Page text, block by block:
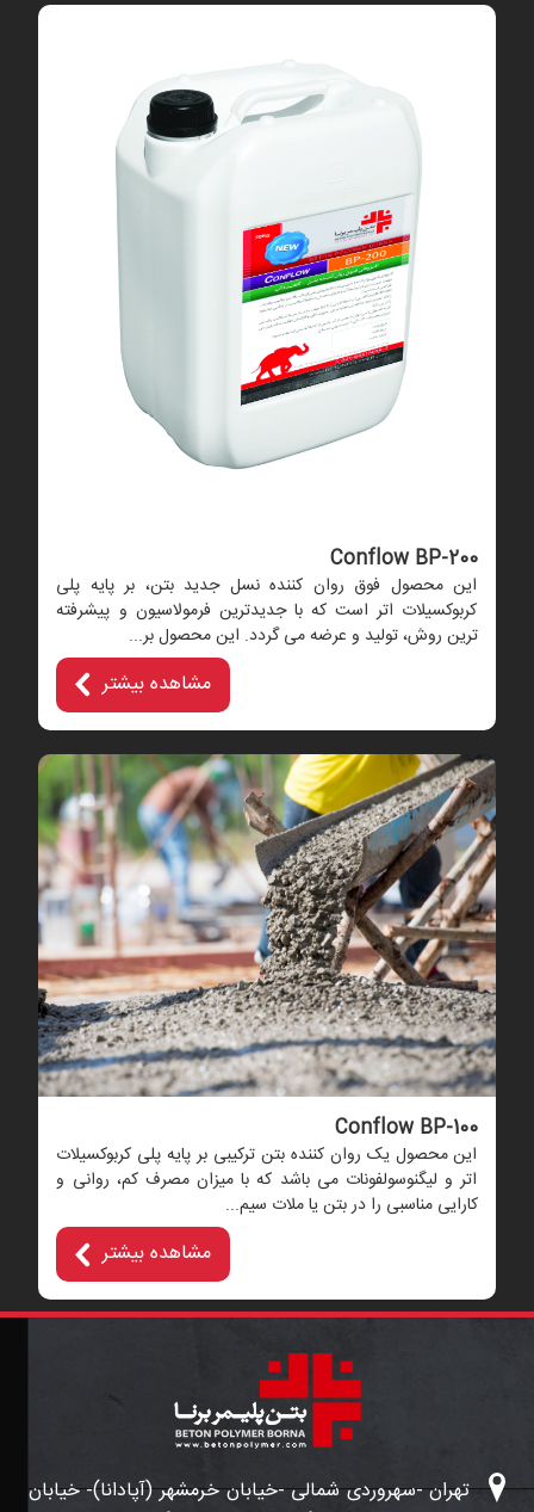
Conflow BP-200
این محصول فوق روان کننده نسل جدید بتن، بر پایه پلی
کربوکسیلات اتر است که با جدیدترین فرمولاسیون و پیشرفته
ترین روش، تولید و عرضه می گردد. این محصول بر...
مشاهده بیشتر
Conflow BP-100
این محصول یک روان کننده بتن ترکیبی بر پایه پلی کربوکسیلات
اتر و لیگنوسولفونات می باشد که با میزان مصرف کم، روانی و
کارایی مناسبی را در بتن یا ملات سیم...
مشاهده بیشتر
تهران -سهروردی شمالی -خیابان خرمشهر (آپادانا)- خیابان